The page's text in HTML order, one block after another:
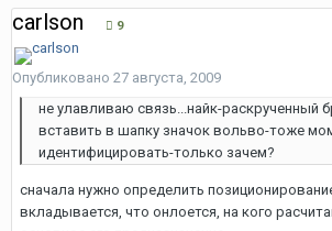
carlson 9
Опубликовано 27 августа, 2009
не улавливаю связь...найк-раскрученный
вставить в шапку значок вольво-тоже
идентифицировать-только зачем?
сначала нужно определить
вкладывается, что онлоется, на кого